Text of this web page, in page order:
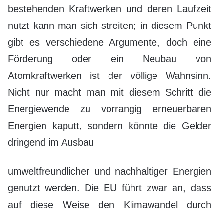
bestehenden Kraftwerken und deren Laufzeit
nutzt kann man sich streiten; in diesem Punkt
gibt es verschiedene Argumente, doch eine
Förderung oder ein Neubau von
Atomkraftwerken ist der völlige Wahnsinn.
Nicht nur macht man mit diesem Schritt die
Energiewende zu vorrangig erneuerbaren
Energien kaputt, sondern könnte die Gelder
dringend im Ausbau
umweltfreundlicher und nachhaltiger Energien
genutzt werden. Die EU führt zwar an, dass
auf diese Weise den Klimawandel durch